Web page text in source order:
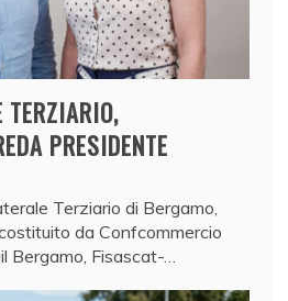
TERZIARIO,
PRESIDENTE
Terziario di Bergamo,
da Confcommercio
Bergamo, Fisascat-…